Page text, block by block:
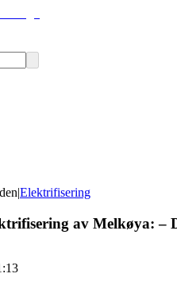
|Elektrifisering
av Melkøya: –